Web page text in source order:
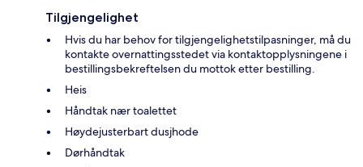
Tilgjengelighet
Hvis du har behov for tilgjengelighetstilpasninger, må du
kontakte overnattingsstedet via kontaktopplysningene i
bestillingsbekreftelsen du mottok etter bestilling.
Heis
Håndtak nær toalettet
Høydejusterbart dusjhode
Dørhåndtak